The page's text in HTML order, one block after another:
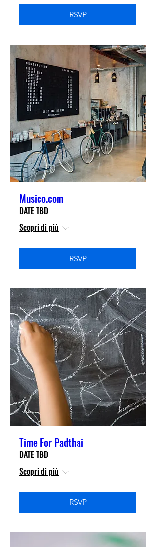
RSVP
Musico.com
DATE TBD
Scopri di più
RSVP
Time For Padthai
DATE TBD
Scopri di più
RSVP